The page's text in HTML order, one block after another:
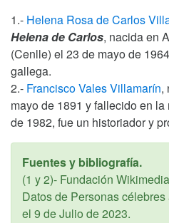
1.- Helena Rosa de Carlos
Helena de Carlos, nacida en
(Cenlle) el 23 de mayo de
gallega.
2.- Francisco Vales Villamarín,
mayo de 1891 y fallecido en
de 1982, fue un historiador y
Fuentes y bibliografía.
(1 y 2)- Fundación
Datos de Personas
el 9 de Julio de 2023.